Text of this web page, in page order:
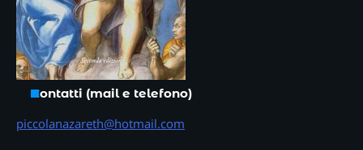
Contatti (mail e telefono)
piccolanazareth@hotmail.com